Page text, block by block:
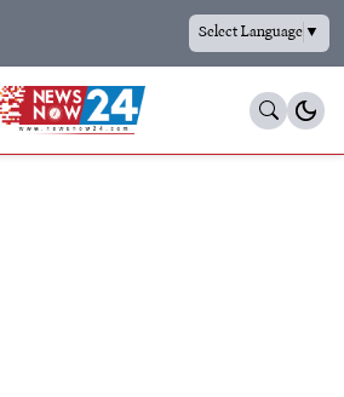
Select Language▼